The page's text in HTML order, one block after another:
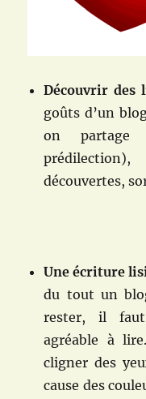
Découvrir des
goûts d’un
on partage
découvertes,
Une écriture
du tout un
rester, il
agréable à
cligner des
cause des